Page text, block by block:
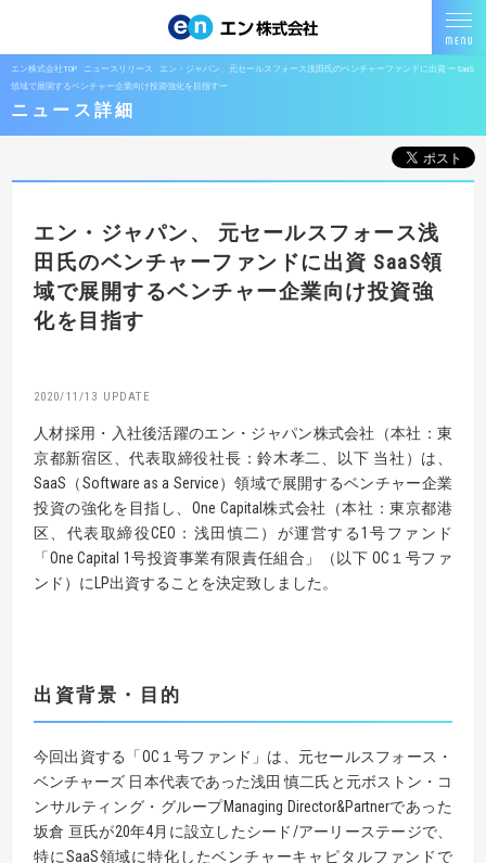
エン株式会社TOP ニュースリリース
エン・ジャパン、元セールスフォース浅田氏のベンチャーファンドに出資 ーSaaS
領域で展開するベンチャー企業向け投資強化を目指すー
ニュース詳細
エン・ジャパン、 元セールスフォース浅
田氏のベンチャーファンドに出資 SaaS領
域で展開するベンチャー企業向け投資強
化を目指す
2020/11/13
人材採用・入社後活躍のエン・ジャパン株式会社（本社：東
京都新宿区、代表取締役社長：鈴木孝二、以下 当社）は、
SaaS（Software as a Service）領域で展開するベンチャー企業
投資の強化を目指し、One Capital株式会社（本社：東京都港
区、代表取締役CEO：浅田慎二）が運営する1号ファンド
「One Capital 1号投資事業有限責任組合」（以下 OC１号ファ
ンド）にLP出資することを決定致しました。
出資背景・目的
今回出資する「OC１号ファンド」は、元セールスフォース・
ベンチャーズ 日本代表であった浅田 慎二氏と元ボストン・コ
ンサルティング・グループManaging Director&Partnerであった
坂倉 亘氏が20年4月に設立したシード/アーリーステージで、
特にSaaS領域に特化したベンチャーキャピタルファンドで